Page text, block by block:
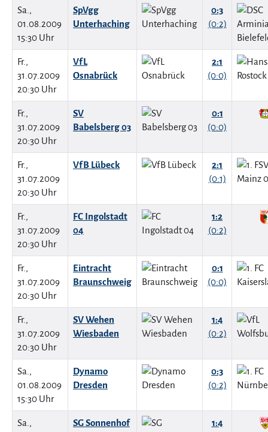
Sa.,
01.08.2009
15:30 Uhr
SpVgg
Unterhaching
0:3
(0:2)
Fr.,
31.07.2009
20:30 Uhr
VfL
Osnabrück
2:1
(0:0)
Fr.,
31.07.2009
20:30 Uhr
SV
Babelsberg 03
0:1
(0:0)
Fr.,
31.07.2009
20:30 Uhr
VfB Lübeck
2:1
(0:1)
Fr.,
31.07.2009
20:30 Uhr
FC Ingolstadt
04
1:2
(0:2)
Fr.,
31.07.2009
20:30 Uhr
Eintracht
Braunschweig
0:1
(0:0)
Fr.,
31.07.2009
20:30 Uhr
SV Wehen
Wiesbaden
1:4
(0:2)
Sa.,
01.08.2009
15:30 Uhr
Dynamo
Dresden
0:3
(0:2)
Sa.,
SG Sonnenhof
1:4